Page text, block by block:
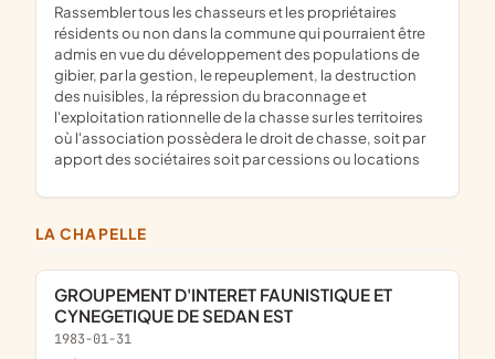
rassembler tous les chasseurs et les propriétaires
résidents ou non dans la commune qui pourraient être
admis en vue du développement des populations de
gibier, par la gestion, le repeuplement, la destruction
des nuisibles, la répression du braconnage et
l'exploitation rationnelle de la chasse sur les territoires
où l'association possèdera le droit de chasse, soit par
apport des sociétaires soit par cessions ou locations
LA CHAPELLE
GROUPEMENT D'INTERET FAUNISTIQUE ET
CYNEGETIQUE DE SEDAN EST
1983-01-31